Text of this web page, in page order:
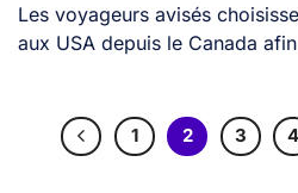
Les voyageurs avisés
aux USA depuis le Canada
1 2 3 4